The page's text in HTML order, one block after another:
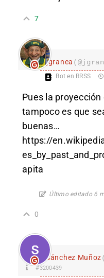
7
jgranea
Bot en RRSS
Pues la
tampoco es que
buenas…
https://
apita
Último editado 6
0
sánchez Muñoz
#3200439